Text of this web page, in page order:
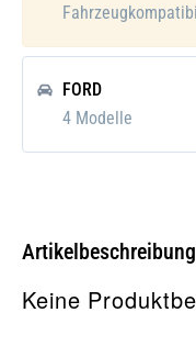
FORD
4 Modelle
Artikelbeschreibung
Keine